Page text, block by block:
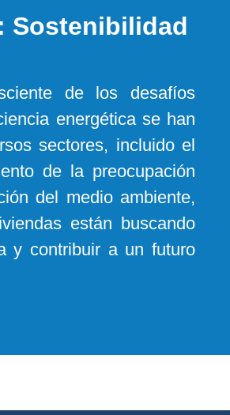
Sostenibilidad
de los desafíos
energética se han
sectores, incluido el
de la preocupación
del medio ambiente,
están buscando
y contribuir a un futuro